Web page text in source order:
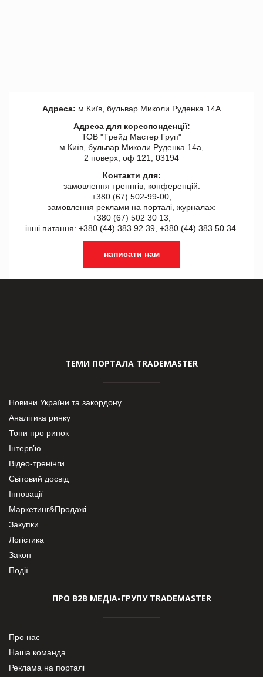
Адреса: м.Київ, бульвар Миколи Руденка 14А
Адреса для кореспонденції:
ТОВ "Tрейд Мастер Груп"
м.Київ, бульвар Миколи Руденка 14а,
2 поверх, оф 121, 03194
Контакти для:
замовлення треннгів, конференцій:
+380 (67) 502-99-00,
замовлення реклами на порталі, журналах:
+380 (67) 502 30 13,
інші питання: +380 (44) 383 92 39, +380 (44) 383 50 34.
написати нам
ТЕМИ ПОРТАЛА TRADEMASTER
Новини України та закордону
Аналітика ринку
Топи про ринок
Інтерв’ю
Відео-тренінги
Світовий досвід
Інновації
Маркетинг&Продажі
Закупки
Логістика
Закон
Події
ПРО В2В МЕДІА-ГРУПУ TRADEMASTER
Про нас
Наша команда
Реклама на порталі